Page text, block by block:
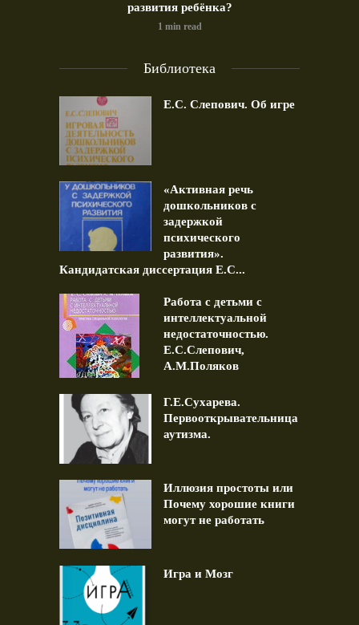
развития ребёнка?
1 min read
Библиотека
Е.С. Слепович. Об игре
«Активная речь
дошкольников с
задержкой
психического
развития».
Кандидатская диссертация Е.С...
Работа с детьми с
интеллектуальной
недостаточностью.
Е.С.Слепович,
А.М.Поляков
Г.Е.Сухарева.
Первооткрывательница
аутизма.
Иллюзия простоты или
Почему хорошие книги
могут не работать
Игра и Мозг